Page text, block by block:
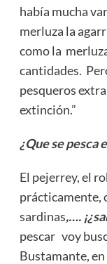
había mucha
merluza la
como la
cantidades.
pesqueros
extinción.”
¿Que se pesca
El pejerrey, el
prácticamente,
sardinas,….
pescar voy
Bustamante,